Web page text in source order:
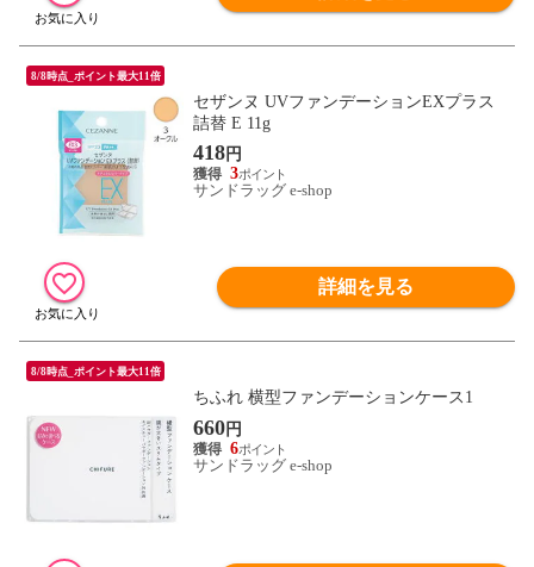
8/8時点_ポイント最大11倍
セザンヌ UVファンデーションEXプラス
詰替 E 11g
418円
3
サンドラッグ e-shop
詳細を見る
8/8時点_ポイント最大11倍
ちふれ 横型ファンデーションケース1
660円
6
サンドラッグ e-shop